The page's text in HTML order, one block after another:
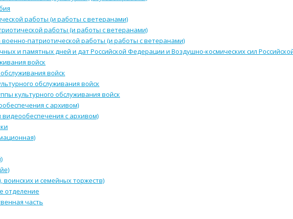
работы (и работы с ветеранами)
работы (и работы с ветеранами)
патриотической работы (и работы с ветеранами)
и памятных дней и дат Российской Федерации и Воздушно-космических сил
войск
войск
обслуживания войск
культурного обслуживания войск
с архивом)
видеообеспечения с архивом)
воинских и семейных торжеств)
отделение
часть